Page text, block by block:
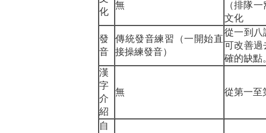
化
無
（排隊
文化
發
音
傳統發音練習（一開始直
接操練發音）
從一到八
可改善過
確的缺點
漢
字
介
紹
無 從第一至
自